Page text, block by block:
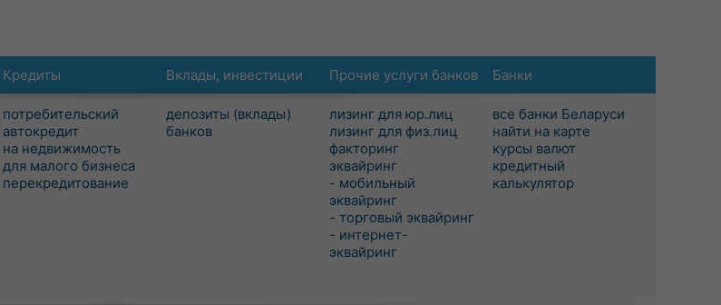
Кредиты
потребительский
автокредит
на недвижимость
для малого бизнеса
перекредитование
Вклады, инвестиции
депозиты (вклады)
банков
Прочие услуги банков
лизинг для юр.лиц
лизинг для физ.лиц
факторинг
эквайринг
- мобильный
эквайринг
- торговый эквайринг
- интернет-
эквайринг
Банки
все банки Беларуси
найти на карте
курсы валют
кредитный
калькулятор